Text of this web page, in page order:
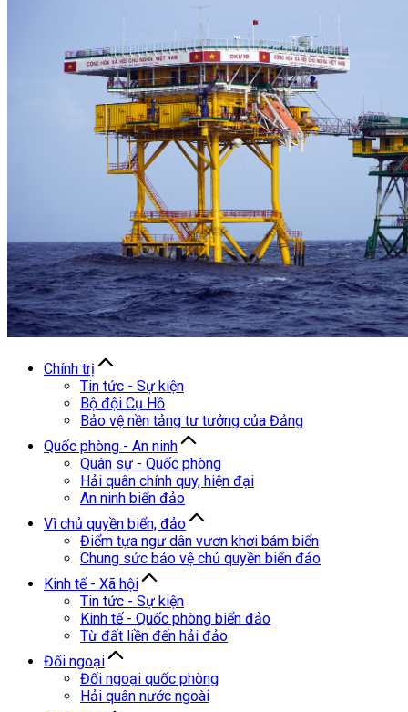
Chính trị
Tin tức - Sự kiện
Bộ đội Cụ Hồ
Bảo vệ nền tảng tư tưởng của Đảng
Quốc phòng - An ninh
Quân sự - Quốc phòng
Hải quân chính quy, hiện đại
An ninh biển đảo
Vì chủ quyền biển, đảo
Điểm tựa ngư dân vươn khơi bám biển
Chung sức bảo vệ chủ quyền biển đảo
Kinh tế - Xã hội
Tin tức - Sự kiện
Kinh tế - Quốc phòng biển đảo
Từ đất liền đến hải đảo
Đối ngoại
Đối ngoại quốc phòng
Hải quân nước ngoài